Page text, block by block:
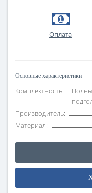
Оплата
Основные характеристики
Комплектность:
Производитель:
Материал: